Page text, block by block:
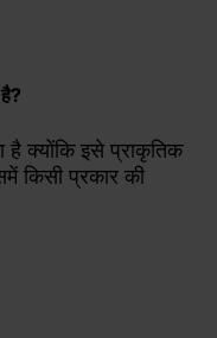
है क्योंकि इसे प्राकृतिक
किसी प्रकार की